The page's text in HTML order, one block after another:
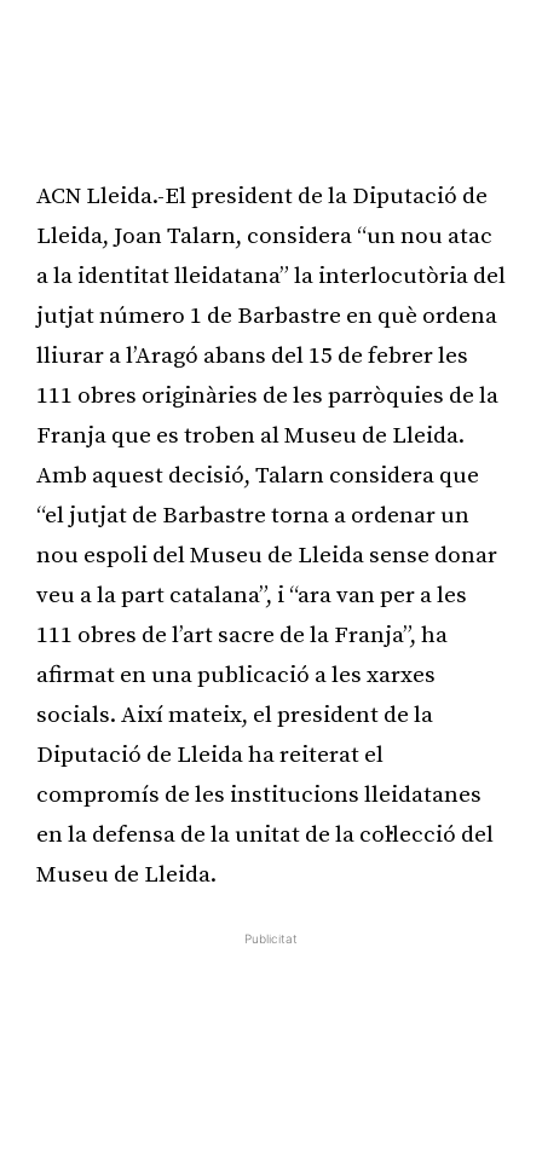
ACN Lleida.-El president de la Diputació de
Lleida, Joan Talarn, considera “un nou atac
a la identitat lleidatana” la interlocutòria del
jutjat número 1 de Barbastre en què ordena
lliurar a l’Aragó abans del 15 de febrer les
111 obres originàries de les parròquies de la
Franja que es troben al Museu de Lleida.
Amb aquest decisió, Talarn considera que
“el jutjat de Barbastre torna a ordenar un
nou espoli del Museu de Lleida sense donar
veu a la part catalana”, i “ara van per a les
111 obres de l’art sacre de la Franja”, ha
afirmat en una publicació a les xarxes
socials. Així mateix, el president de la
Diputació de Lleida ha reiterat el
compromís de les institucions lleidatanes
en la defensa de la unitat de la col·lecció del
Museu de Lleida.
Publicitat